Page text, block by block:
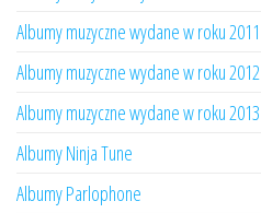
Albumy muzyczne wydane w roku 2011
Albumy muzyczne wydane w roku 2012
Albumy muzyczne wydane w roku 2013
Albumy Ninja Tune
Albumy Parlophone